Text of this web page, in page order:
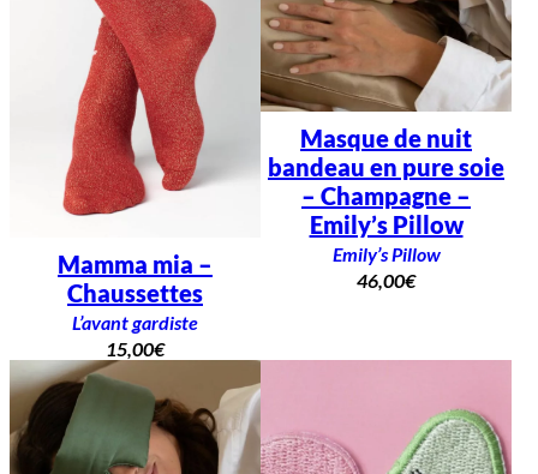
Mamma mia –
Chaussettes
L’avant gardiste
15,00€
Masque de nuit
bandeau en pure soie
– Champagne –
Emily’s Pillow
Emily’s Pillow
46,00€